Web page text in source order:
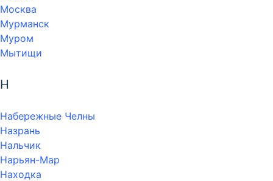
Москва
Мурманск
Муром
Мытищи
Н
Набережные Челны
Назрань
Нальчик
Нарьян-Мар
Находка